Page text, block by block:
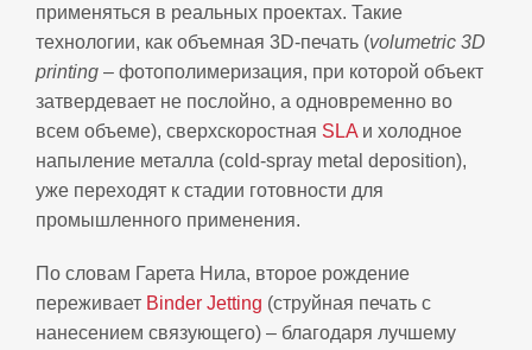
применяться в реальных проектах. Такие
технологии, как объемная 3D-печать (volumetric 3D
printing – фотополимеризация, при которой объект
затвердевает не послойно, а одновременно во
всем объеме), сверхскоростная SLA и холодное
напыление металла (cold-spray metal deposition),
уже переходят к стадии готовности для
промышленного применения.
По словам Гарета Нила, второе рождение
переживает Binder Jetting (струйная печать с
нанесением связующего) – благодаря лучшему